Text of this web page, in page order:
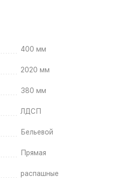
400 мм
2020 мм
380 мм
ЛДСП
Бельевой
Прямая
распашные